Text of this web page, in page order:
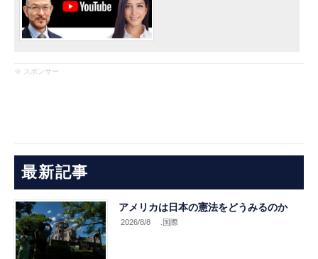
※ スポンサー
最新記事
アメリカは日本の憲法をどうみるのか
2026/8/8 .国際